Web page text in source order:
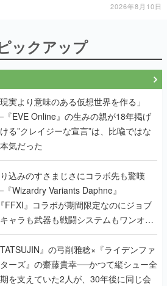
2026年8月10日
ックアップ
現実より意味のある仮想世界を作る」
EVE Online』の生みの親が18年掲げ
る”クレイジーな宣言”は、比喩ではな
気だった
込みのすさまじさにコラボ先も驚嘆
Wizardry Variants Daphne』
FFXI』コラボが期間限定なのにジョブ
ャラも武器も戦闘システムもワンオフ
り込まれた理由を両ディレクターに聞
TATSUJIN』の弓削雅稔×『ライデンファ
ーズ』の齋藤貴幸──かつて縦シュー全
を支えていた2人が、30年後に同じ会